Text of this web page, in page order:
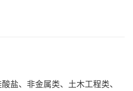
盐、非金属类、土木工程类、